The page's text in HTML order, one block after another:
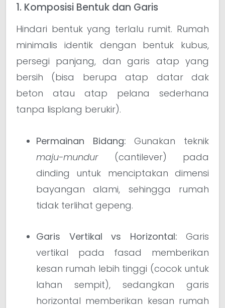
1. Komposisi Bentuk dan Garis
Hindari bentuk yang terlalu rumit. Rumah
minimalis identik dengan bentuk kubus,
persegi panjang, dan garis atap yang
bersih (bisa berupa atap datar dak
beton atau atap pelana sederhana
tanpa lisplang berukir).
Permainan Bidang: Gunakan teknik
maju-mundur (cantilever) pada
dinding untuk menciptakan dimensi
bayangan alami, sehingga rumah
tidak terlihat gepeng.
Garis Vertikal vs Horizontal: Garis
vertikal pada fasad memberikan
kesan rumah lebih tinggi (cocok untuk
lahan sempit), sedangkan garis
horizontal memberikan kesan rumah